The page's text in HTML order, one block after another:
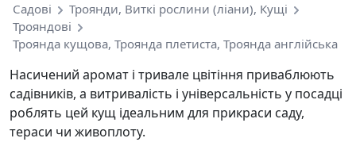
Садові
Троянди, Виткі рослини (ліани), Кущі
Трояндові
Троянда кущова, Троянда плетиста, Троянда англійська
Насичений аромат і тривале цвітіння приваблюють
садівників, а витривалість і універсальність у посадці
роблять цей кущ ідеальним для прикраси саду,
тераси чи живоплоту.